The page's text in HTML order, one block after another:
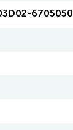
6705050